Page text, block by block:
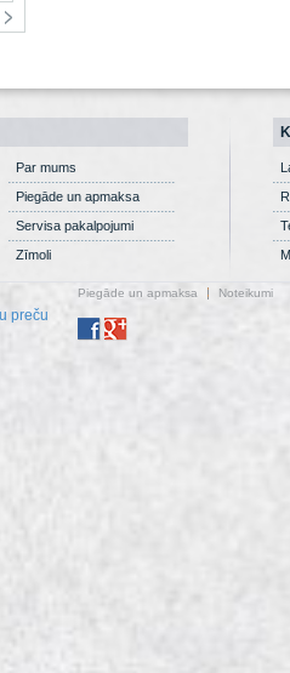
Par mums
Piegāde un apmaksa
Servisa pakalpojumi
Zīmoli
Piegāde un apmaksa Noteikumi